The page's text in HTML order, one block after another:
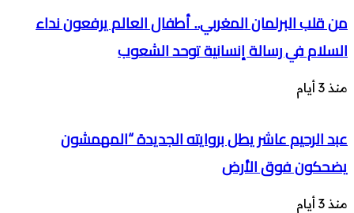
من قلب البرلمان المغربي.. أطفال العالم يرفعون نداء
السلام في رسالة إنسانية توحد الشعوب
منذ 3 أيام
عبد الرحيم عاشر يطل بروايته الجديدة “المهمشون
يضحكون فوق الأرض
منذ 3 أيام